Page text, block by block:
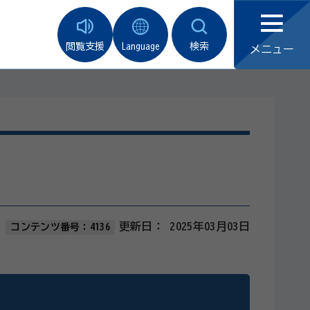
メニュー
検索
閲覧支援 Language
コンテンツ番号：4136 更新日： 2025年03月03日